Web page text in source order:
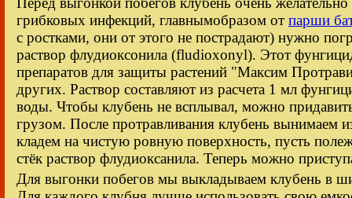
грибковых инфекций, главнымобразом от парши
с ростками, они от этого не пострадают) нужно
раствор флудиоксонила (fludioxonyl). Этот
препаратов для защиты растений "Максим
других. Раствор составляют из расчета 1 мл
воды. Чтобы клубень не всплывал, можно
грузом. После протравливания клубень вынимаем
кладем на чистую ровную поверхность, пусть
стёк раствор флудиоксанила. Теперь можно
Для выгонки побегов мы выкладываем клубень в